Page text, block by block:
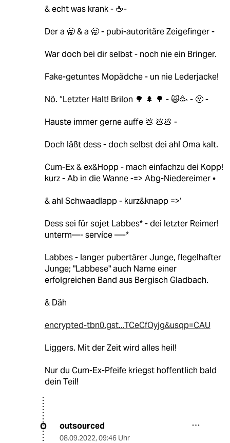
& echt was krank - 🖕-
Der a 🥱 & a 🥱 - pubi-autoritäre Zeigefinger -
War doch bei dir selbst - noch nie ein Bringer.
Fake-getuntes Mopädche - un nie Lederjacke!
Nö. “Letzter Halt! Brilon 🌳 🌲 🌳 - 🙀🥳 - 🤬 -
Hauste immer gerne auffe 💩 💩💩 -
Doch läßt dess - doch selbst dei ahl Oma kalt.
Cum-Ex & ex&Hopp - mach einfachzu dei Kopp!
kurz - Ab in die Wanne -=> Abg-Niedereimer •
& ahl Schwaadlapp - kurz&knapp =>‘
Dess sei für sojet Labbes* - dei letzter Reimer!
unterm—- servíce —-*
Labbes - langer pubertärer Junge, flegelhafter
Junge; "Labbese" auch Name einer
erfolgreichen Band aus Bergisch Gladbach.
& Däh
encrypted-tbn0.gst...TCeCfOyjg&usqp=CAU
Liggers. Mit der Zeit wird alles heil!
Nur du Cum-Ex-Pfeife kriegst hoffentlich bald
dein Teil!
O outsourced
08.09.2022, 09:46 Uhr